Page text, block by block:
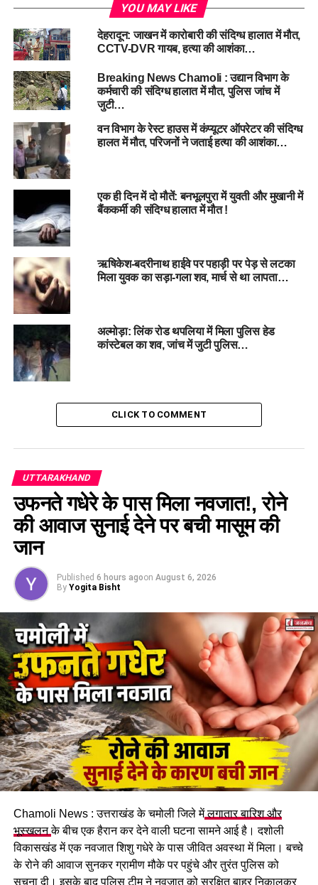
पुलिस प्रथम दृष्टया इस मामले को आत्महत्या से जोड़कर भी देख रही है,
कॉल डिटेल्स की जांच का इंतजार किया जा रहा है। थानाध्यक्ष ने बताया कि
हर बिंदु पर गंभीरता से जांच की जा रही है, और किसी भी संभावना को
नजरअंदाज नहीं किया जा रहा।
#SuspiciousDeath #BadrinathIncident
#WestBengalYouth #ChamoliPoliceInvestigation
#SuicideAngleProbed
RELATED TOPICS:
CHAMOLI POLICE INVESTIGATION
SUICIDE ANGLE PROBED
SUSPICIOUS DEATH
WEST BENGAL YOUTH
UP NEXT
चारधाम यात्रा पूरी तरह सुरक्षित, देवभूमि श्रद्धालुओं का कर रही है
इंतजार: पूर्व मुख्यमंत्री हरीश रावत की भावुक अपील !
DON'T MISS
बागेश्वर: कनिष्ठ सहायक पर युवती से दुष्कर्म का आरोप, चार साल से
शादी का झांसा देकर किया शोषण…
YOU MAY LIKE
देहरादून: जाखन में कारोबारी की संदिग्ध हालात में मौत,
CCTV-DVR गायब, हत्या की आशंका…
Breaking News Chamoli : उद्यान विभाग के
कर्मचारी की संदिग्ध हालात में मौत, पुलिस जांच में
जुटी…
वन विभाग के रेस्ट हाउस में कंप्यूटर ऑपरेटर की संदिग्ध
हालत में मौत, परिजनों ने जताई हत्या की आशंका…
एक ही दिन में दो मौतें: बनभूलपुरा में युवती और मुखानी में
बैंककर्मी की संदिग्ध हालात में मौत !
ऋषिकेश-बदरीनाथ हाईवे पर पहाड़ी पर पेड़ से लटका
मिला युवक का सड़ा-गला शव, मार्च से था लापता…
अल्मोड़ा: लिंक रोड थपलिया में मिला पुलिस हेड
कांस्टेबल का शव, जांच में जुटी पुलिस…
CLICK TO COMMENT
UTTARAKHAND
उफनते गधेरे के पास मिला नवजात!, रोने
की आवाज सुनाई देने पर बची मासूम की
जान
Published 6 hours agoon August 6, 2026
By Yogita Bisht
Chamoli News : उत्तराखंड के चमोली जिले मेंलगातार बारिश और
भूस्खलनके बीच एक हैरान कर देने वाली घटना सामने आई है। दशोली
विकासखंड में एक नवजात शिशु गधेरे के पास जीवित अवस्था में मिला। बच्चे
के रोने की आवाज सुनकर ग्रामीण मौके पर पहुंचे और तुरंत पुलिस को
सूचना दी। इसके बाद पुलिस टीम ने नवजात को सुरक्षित बाहर निकालकर